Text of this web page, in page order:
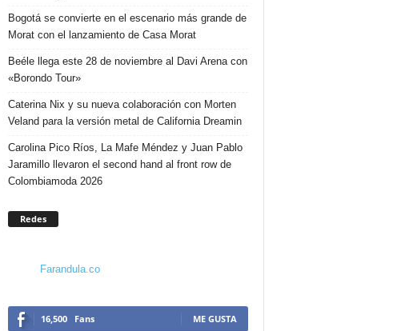
Bogotá se convierte en el escenario más grande de
Morat con el lanzamiento de Casa Morat
Beéle llega este 28 de noviembre al Davi Arena con
«Borondo Tour»
Caterina Nix y su nueva colaboración con Morten
Veland para la versión metal de California Dreamin
Carolina Pico Ríos, La Mafe Méndez y Juan Pablo
Jaramillo llevaron el second hand al front row de
Colombiamoda 2026
Redes
Farandula.co
16,500 Fans ME GUSTA